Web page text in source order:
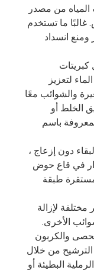
من مصدر
ما تستخدم
ومنع انسداد
كبريتات
لتعزيز
والشوائب معًا
الخلط أو
باسم
دون إزعاج ،
في قاع حوض
طبقة
مختلفة لإزالة
الأخرى.
والكربون
من خلال
البطيئة أو